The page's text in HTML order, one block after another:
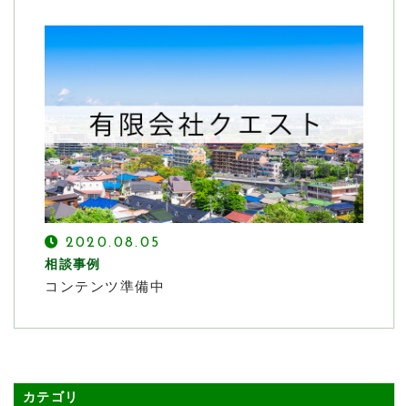
お電話での受付
03-5788-6531
受付時間：24時間対応
2020.08.05
相談事例
コンテンツ準備中
カテゴリ